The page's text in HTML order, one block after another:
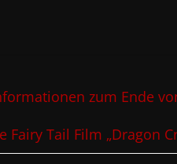
zum Ende
Fairy Tail Film „Dragon